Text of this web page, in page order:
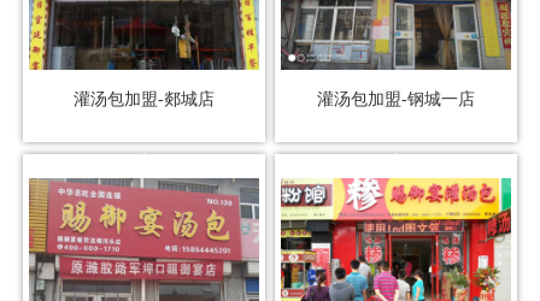
灌汤包加盟-郯城店 灌汤包加盟-钢城一店